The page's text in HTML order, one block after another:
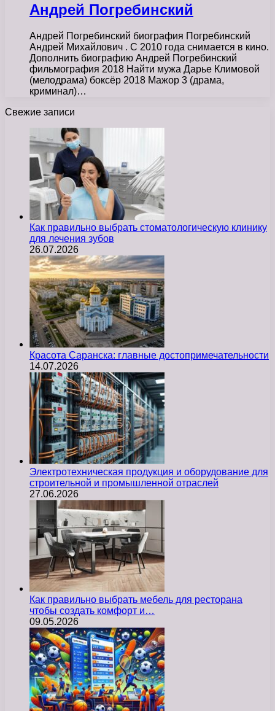
Андрей Погребинский
Андрей Погребинский биография Погребинский
Андрей Михайлович . С 2010 года снимается в кино.
Дополнить биографию Андрей Погребинский
фильмография 2018 Найти мужа Дарье Климовой
(мелодрама) боксёр 2018 Мажор 3 (драма,
криминал)…
Свежие записи
Как правильно выбрать стоматологическую клинику
для лечения зубов
26.07.2026
Красота Саранска: главные достопримечательности
14.07.2026
Электротехническая продукция и оборудование для
строительной и промышленной отраслей
27.06.2026
Как правильно выбрать мебель для ресторана
чтобы создать комфорт и…
09.05.2026